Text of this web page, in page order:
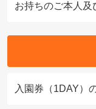
お持ちのご本人
入園券（1DAY）